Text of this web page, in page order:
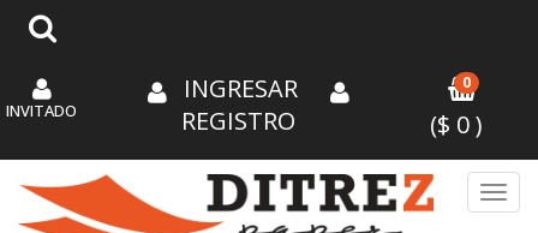
INVITADO
INGRESAR
REGISTRO
0
($ 0)